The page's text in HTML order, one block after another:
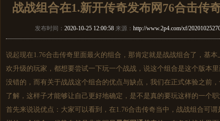
战战组合在1.新开传奇发布网76合击传
发布时间： 2020-10-25 12:00:58 来源： http://www.2p4.com/xf/
说起现在1.76合击传奇里面最火的组合，那肯定就是战战组合了，基
欢升级的玩家，都想要尝试一下玩一个战战，说这个组合是这个版本
没错的，而有关于战战这个组合的优点与缺点，我们在正式体验之前
了解，这样子才能够让自己更好地确定，是不是真的要玩这样的一个
首先来说说优点：大家可以看到，在1.76合击传奇当中，战战组合可